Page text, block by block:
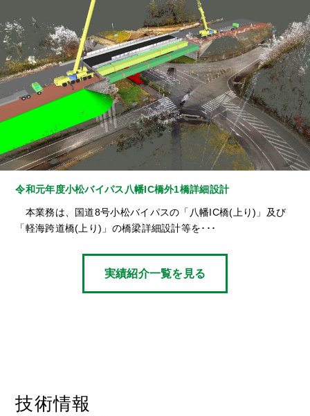
令和元年度小松バイパス八幡IC橋外1橋詳細設計
本業務は、国道8号小松バイパスの「八幡IC橋(上り)」及び
「軽海跨道橋(上り)」の橋梁詳細設計等を･･･
実績紹介一覧を見る
技術情報